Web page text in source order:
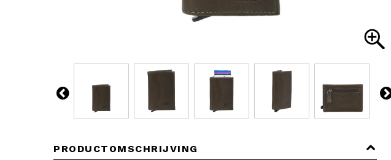
PRODUCTOMSCHRIJVING